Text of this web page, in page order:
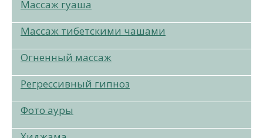
Массаж гуаша
Массаж тибетскими чашами
Огненный массаж
Регрессивный гипноз
Фото ауры